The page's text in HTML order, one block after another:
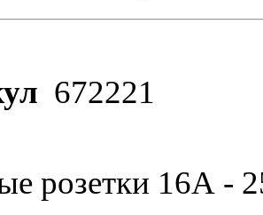
672221
розетки 16А -